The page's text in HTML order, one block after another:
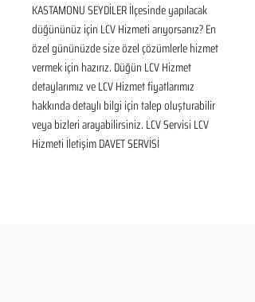
KASTAMONU SEYDİLER İlçesinde yapılacak
düğününüz için LCV Hizmeti arıyorsanız? En
özel gününüzde size özel çözümlerle hizmet
vermek için hazırız. Düğün LCV Hizmet
detaylarımız ve LCV Hizmet fiyatlarımız
hakkında detaylı bilgi için talep oluşturabilir
veya bizleri arayabilirsiniz. LCV Servisi LCV
Hizmeti İletişim DAVET SERVİSİ